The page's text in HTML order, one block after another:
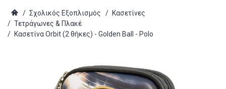
/ Σχολικός Εξοπλισμός / Κασετίνες
/ Τετράγωνες & Πλακέ
/ Κασετίνα Orbit (2 θήκες) - Golden Ball - Polo